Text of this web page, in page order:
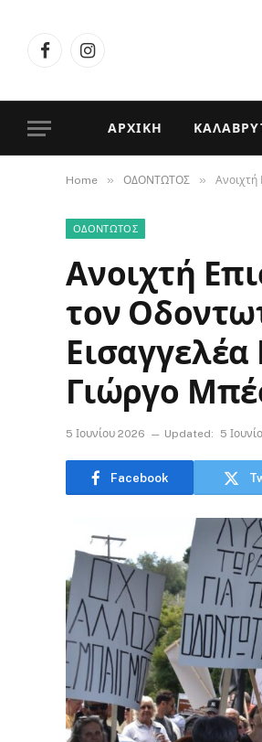
FacebookInstagram
ΑΡΧΙΚΉ
Home » ΟΔΟΝΤΩΤΟΣ » Ανοιχτή
ΟΔΟΝΤΩΤΟΣ
Ανοιχτή
τον
Γιώργο
5 Ιουνίου 2026 Updated: 5
Facebook